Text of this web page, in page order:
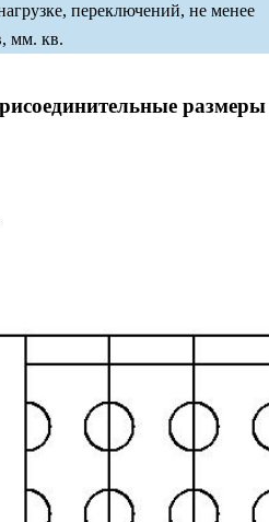
переключений, не менее
мм. кв.
размеры